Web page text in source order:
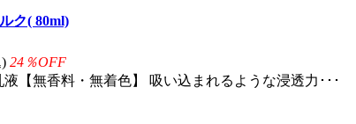
ク( 80ml)
24％OFF
【無香料・無着色】 吸い込まれるような浸透力･･･